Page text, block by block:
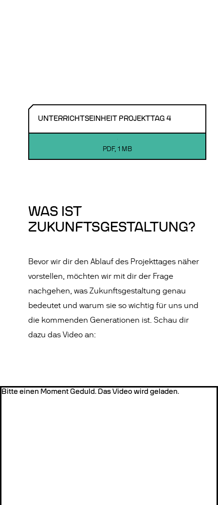
UNTERRICHTSEINHEIT PROJEKTTAG 4
PDF,1 MB
WAS IST
ZUKUNFTSGESTALTUNG?
Bevor wir dir den Ablauf des Projekttages näher
vorstellen, möchten wir mit dir der Frage
nachgehen, was Zukunftsgestaltung genau
bedeutet und warum sie so wichtig für uns und
die kommenden Generationen ist. Schau dir
dazu das Video an:
Bitte einen Moment Geduld. Das Video wird geladen.